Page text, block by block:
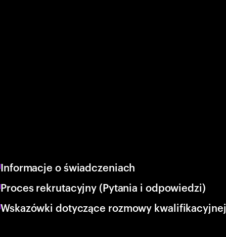
Informacje o świadczeniach
Proces rekrutacyjny (Pytania i odpowiedzi)
Wskazówki dotyczące rozmowy kwalifikacyjnej